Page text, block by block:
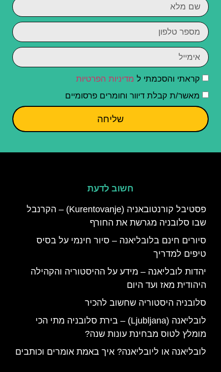
קראתי והסכמתי ל מדיניות הפרטיות
מאשר/ת קבלת דיוור וחומרים פרסומיים
שליחה
חשוב לדעת
פסטיבל קורנטובאניה (Kurentovanje) – הקרנבל
שבו סלובניה מגרשת את החורף
סיורים חינם בלובליאנה – סיור חינמי על בסיס
טיפים למדריך
יהדות לובליאנה – מידע על ההיסטוריה והקהילה
היהודית מאז ועד היום
סלובניה היסטוריה שחשוב להכיר
לובליאנה (Ljubljana) – בירת סלובניה מתי הכי
מומלץ לטוס מבחינת עונות שנה?
לובליאנה או ליובליאנה? איך באמת אומרים וכותבים